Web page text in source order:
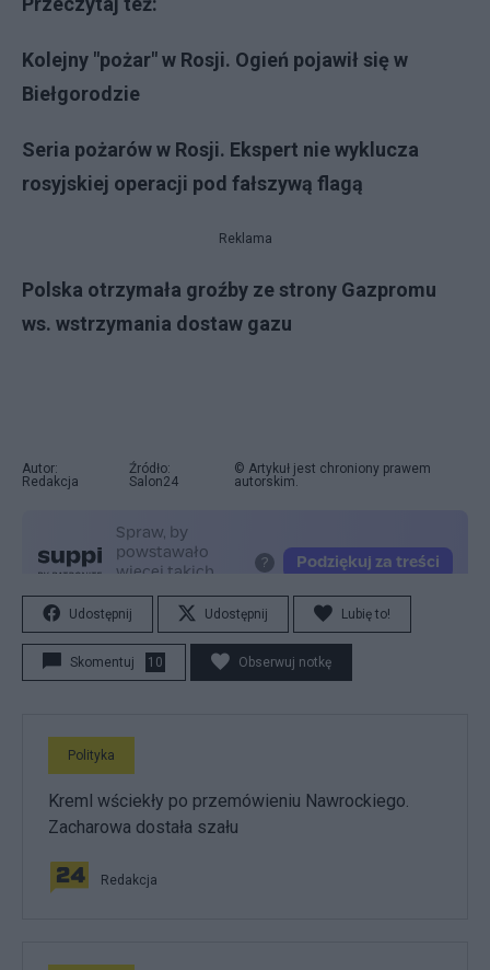
Kolejny "pożar" w Rosji. Ogień pojawił się w
Biełgorodzie
Seria pożarów w Rosji. Ekspert nie wyklucza
rosyjskiej operacji pod fałszywą flagą
Reklama
Polska otrzymała groźby ze strony Gazpromu
ws. wstrzymania dostaw gazu
Autor:
Redakcja
Źródło:
Salon24
© Artykuł jest chroniony prawem
autorskim.
Udostępnij Udostępnij Lubię to!
Skomentuj 10 Obserwuj notkę
Polityka
Kreml wściekły po przemówieniu Nawrockiego.
Zacharowa dostała szału
Redakcja